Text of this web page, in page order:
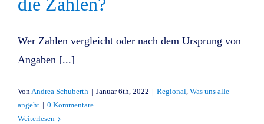
die Zahlen?
Wer Zahlen vergleicht oder nach dem Ursprung von
Angaben [...]
VonAndrea Schuberth | Januar 6th, 2022 | Regional, Was uns alle
angeht | 0 Kommentare
Weiterlesen